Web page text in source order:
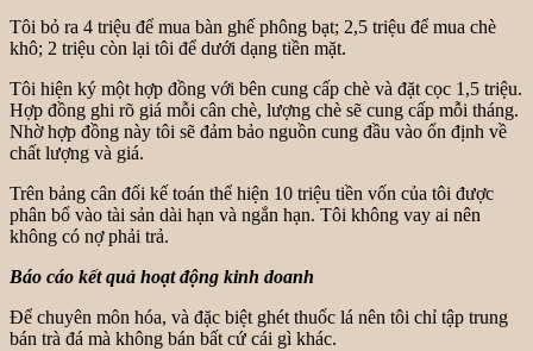
Tôi bỏ ra 4 triệu để mua bàn ghế phông bạt; 2,5 triệu để mua chè
khô; 2 triệu còn lại tôi để dưới dạng tiền mặt.
Tôi hiện ký một hợp đồng với bên cung cấp chè và đặt cọc 1,5 triệu.
Hợp đồng ghi rõ giá mỗi cân chè, lượng chè sẽ cung cấp mỗi tháng.
Nhờ hợp đồng này tôi sẽ đảm bảo nguồn cung đầu vào ổn định về
chất lượng và giá.
Trên bảng cân đối kế toán thể hiện 10 triệu tiền vốn của tôi được
phân bổ vào tài sản dài hạn và ngắn hạn. Tôi không vay ai nên
không có nợ phải trả.
Báo cáo kết quả hoạt động kinh doanh
Để chuyên môn hóa, và đặc biệt ghét thuốc lá nên tôi chỉ tập trung
bán trà đá mà không bán bất cứ cái gì khác.